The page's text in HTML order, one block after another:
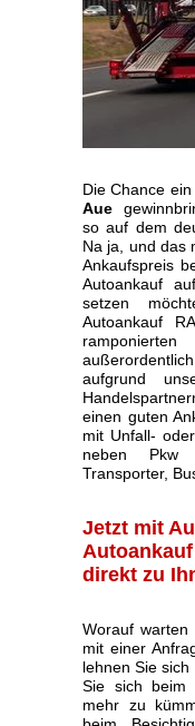
Die Chance
Aue
so auf dem
Na ja, und das
Ankaufspreis
Autoankauf
setzen
Autoankauf
aufgrund
einen guten
mit Unfall-
neben Pkw
Transporter,
Jetzt mit
Autoankauf
direkt zu
Worauf
mit einer
lehnen Sie
Sie sich beim
mehr zu